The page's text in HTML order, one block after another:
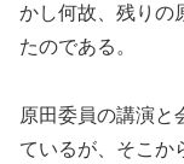
かし何故、残りの
たのである。
原田委員の講演と
ているが、そこか